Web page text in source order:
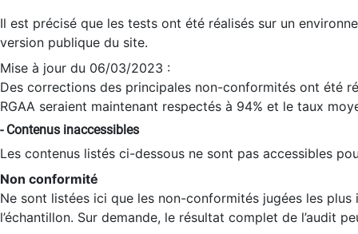
Il est précisé que les tests ont été réalisés sur un
version publique du site.
Mise à jour du 06/03/2023 :
Des corrections des principales non-conformités ont été
RGAA seraient maintenant respectés à 94% et le taux
- Contenus inaccessibles
Les contenus listés ci-dessous ne sont pas accessibles
Non conformité
Ne sont listées ici que les non-conformités jugées les
l’échantillon. Sur demande, le résultat complet de l’audit